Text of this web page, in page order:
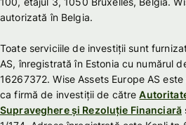
autorizată în Belgia.
Toate serviciile de investiții sunt
AS, înregistrată în Estonia cu numărul
16267372. Wise Assets Europe AS
ca firmă de investiții de către
Supraveghere și Rezoluție Financiară